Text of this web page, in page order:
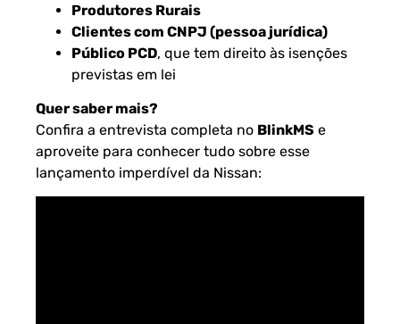
Produtores Rurais
Clientes com CNPJ (pessoa jurídica)
Público PCD, que tem direito às isenções
previstas em lei
Quer saber mais?
Confira a entrevista completa no BlinkMS e
aproveite para conhecer tudo sobre esse
lançamento imperdível da Nissan: